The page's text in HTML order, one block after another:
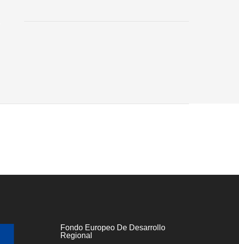
Fondo Europeo De Desarrollo
Regional